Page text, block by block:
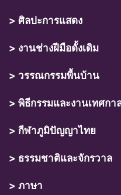
> ศิลปะการแสดง
> งานช่างฝีมือดั้งเดิม
> วรรณกรรมพื้นบ้าน
> พิธีกรรมและงานเทศกา
> กีฬาภูมิปัญญาไทย
> ธรรมชาติและจักรวาล
> ภาษา